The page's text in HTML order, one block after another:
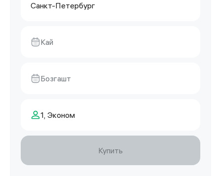
Санкт-Петербург
Кай
Бозгашт
1, Эконом
Купить